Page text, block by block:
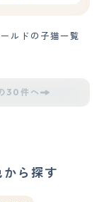
ルドの子猫一覧
30件へ
ら探す